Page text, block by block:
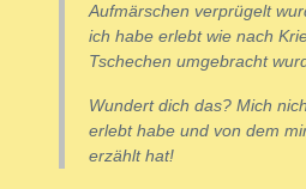
Aufmärschen verprügelt
ich habe erlebt wie nach
Tschechen umgebracht
Wundert dich das? Mich
erlebt habe und von dem
erzählt hat!